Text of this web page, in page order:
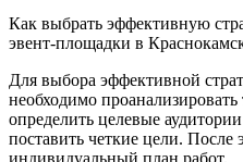
Как выбрать эффективную
эвент-площадки в
Для выбора эффективной
необходимо проанализировать
определить целевые
поставить четкие цели. После
индивидуальный план работ.